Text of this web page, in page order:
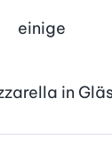
einige
in